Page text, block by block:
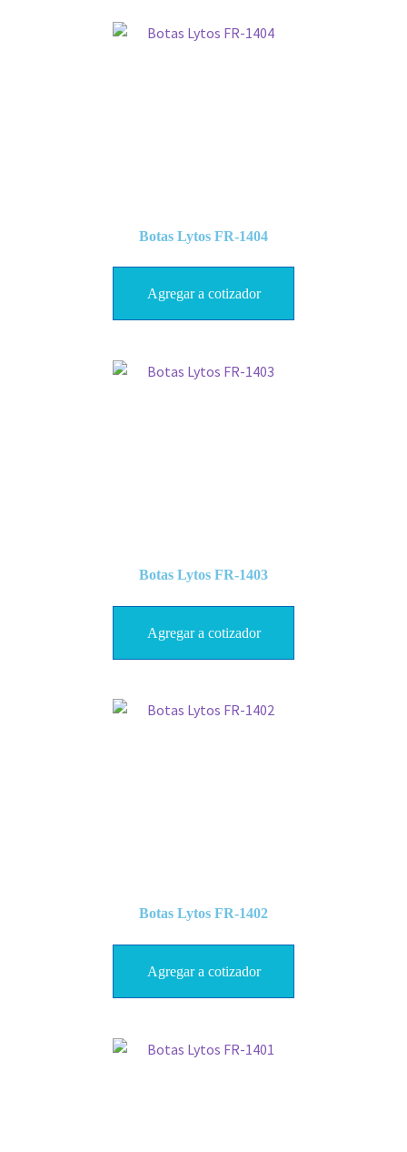
Botas Lytos FR-1404
Agregar a cotizador
Botas Lytos FR-1403
Agregar a cotizador
Botas Lytos FR-1402
Agregar a cotizador